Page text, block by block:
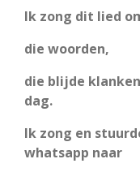
Ik zong dit lied
die woorden,
die blijde
dag.
Ik zong en
whatsapp naar